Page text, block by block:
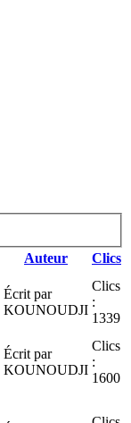
Auteur
Clics
Écrit par
KOUNOUDJI
Clics
:
1339
Écrit par
KOUNOUDJI
Clics
:
1600